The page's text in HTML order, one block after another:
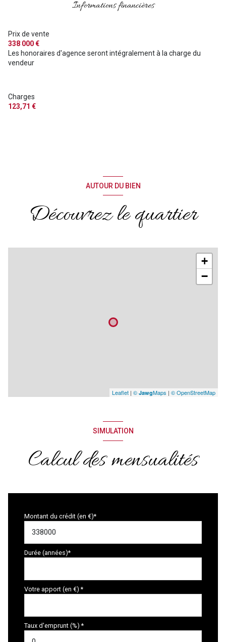
Informations financières
Prix de vente
338 000 €
Les honoraires d'agence seront intégralement à la charge du
vendeur
Charges
123,71 €
AUTOUR DU BIEN
Découvrez le quartier
+
−
Leaflet | © JawgMaps | © OpenStreetMap
SIMULATION
Calcul des mensualités
Montant du crédit (en €)*
Durée (années)*
Votre apport (en €) *
Taux d'emprunt (%) *